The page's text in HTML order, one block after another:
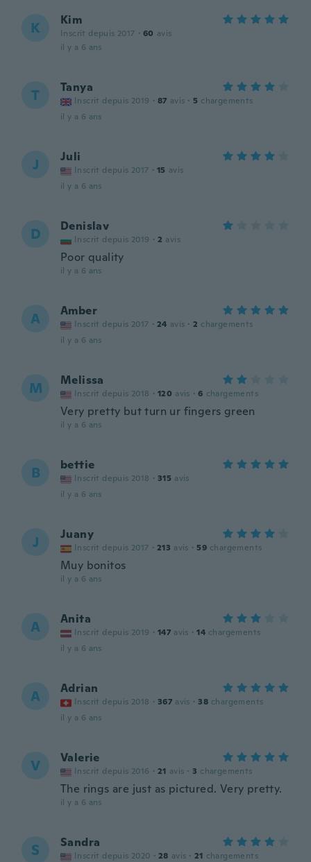
K Kim
Inscrit depuis 2017 · 60 avis
il y a 6 ans
T Tanya
Inscrit depuis 2019 · 87 avis · 5 chargements
il y a 6 ans
J Juli
Inscrit depuis 2017 · 15 avis
il y a 6 ans
D Denislav
Inscrit depuis 2019 · 2 avis
Poor quality
il y a 6 ans
A Amber
Inscrit depuis 2017 · 24 avis · 2 chargements
il y a 6 ans
M Melissa
Inscrit depuis 2018 · 120 avis · 6 chargements
Very pretty but turn ur fingers green
il y a 6 ans
B bettie
Inscrit depuis 2018 · 315 avis
il y a 6 ans
J Juany
Inscrit depuis 2017 · 213 avis · 59 chargements
Muy bonitos
il y a 6 ans
A Anita
Inscrit depuis 2019 · 147 avis · 14 chargements
il y a 6 ans
A Adrian
Inscrit depuis 2018 · 367 avis · 38 chargements
il y a 6 ans
V Valerie
Inscrit depuis 2016 · 21 avis · 3 chargements
The rings are just as pictured. Very pretty.
il y a 6 ans
S Sandra
Inscrit depuis 2020 · 28 avis · 21 chargements